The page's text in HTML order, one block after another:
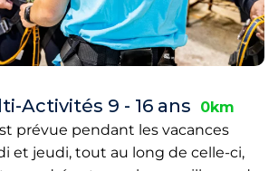
Activités 9 - 16 ans
0km
prévue pendant les vacances
et jeudi, tout au long de celle-ci,